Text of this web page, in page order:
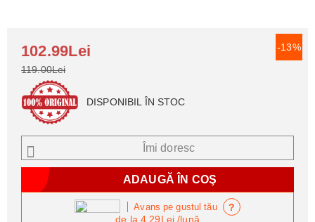
-13%
102.99Lei
119.00Lei
DISPONIBIL ÎN STOC
Îmi doresc
de la 4.29Lei/lună
Avans pe gustul tău ?